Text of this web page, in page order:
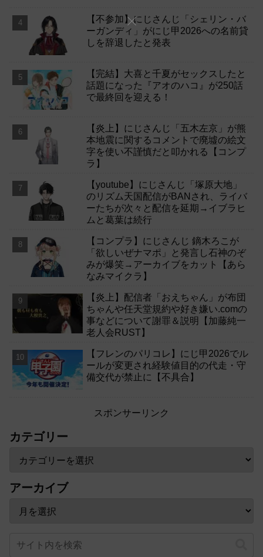
【不参加】にじさんじ「シェリン・バ
ーガンディ」がにじ甲2026への名前貸
しを辞退したと発表
【完結】大喜と千夏がセックスしたと
話題になった『アオのハコ』が250話
で最終回を迎える！
【炎上】にじさんじ「五木左京」が熊
本地震に関するコメントで廃墟の絵文
字を使い不謹慎だと叩かれる【コンプ
ラ】
【youtube】にじさんじ「塚原大地」
のリズム天国配信がBANされ、ライバ
ーたちが次々と配信を延期→イブラヒ
ムと葛葉は続行
【コンプラ】にじさんじ 鏑木ろこが
「欲しいぜナマポ」と発言し石神のぞ
みが爆笑→アーカイブをカット【あら
なみマイクラ】
【炎上】配信者「おえちゃん」が布団
ちゃんや任天堂規約や好き嫌い.comの
事などについて謝罪＆説明【加藤純一
老人会RUST】
【フレンのパリコレ】にじ甲2026でル
ールが変更され経験値目的の代走・守
備交代が禁止に【不具合】
スポンサーリンク
カテゴリー
アーカイブ